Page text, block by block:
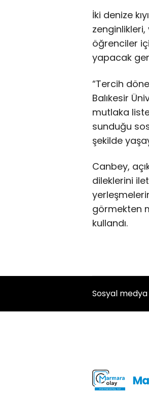
İki denize
öğrenciler
yapacak
“Tercih
Balıkesir
mutlaka
sunduğu
şekilde
Canbey,
dileklerini
görmekten
kullandı.
Sosyal medya